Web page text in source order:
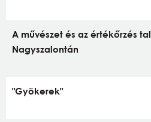
A művészet és az értékőrzés
Nagyszalontán
"Gyökerek"